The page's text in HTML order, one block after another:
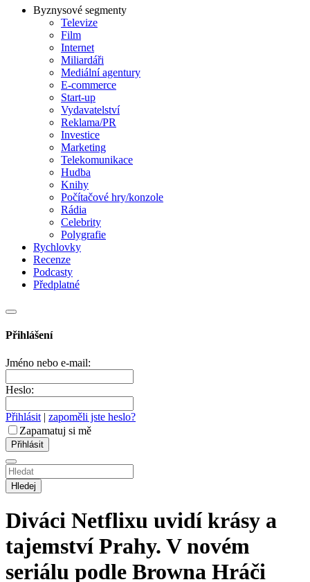
Byznysové segmenty
Televize
Film
Internet
Miliardáři
Mediální agentury
E-commerce
Start-up
Vydavatelství
Reklama/PR
Investice
Marketing
Telekomunikace
Hudba
Knihy
Počítačové hry/konzole
Rádia
Celebrity
Polygrafie
Rychlovky
Recenze
Podcasty
Předplatné
Přihlášení
Jméno nebo e-mail:
Heslo:
Přihlásit | zapoměli jste heslo?
Zapamatuj si mě
Hledej
Diváci Netflixu uvidí krásy a
tajemství Prahy. V novém
seriálu podle Browna Hráči